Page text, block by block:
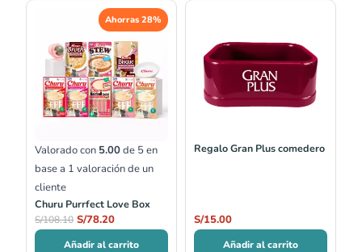
Ahorras 28%
Valorado con 5.00de 5 en
base a 1 valoración de un
cliente
Churu Purrfect Love Box
S/108.10
precio
original
era:
S/108.10.
S/78.20
El
precio
actual
es:
S/78.20.
Añadir al carrito
Regalo Gran Plus comedero
S/15.00
Añadir al carrito